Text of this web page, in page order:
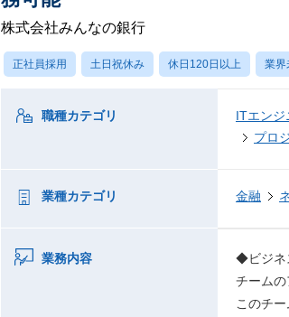
株式会社みんなの銀行
正社員採用 土日祝休み 休日120日以上 業界
職種カテゴリ ITエンジ
プロ
業種カテゴリ 金融
業務内容
◆ビジネ
チームの
このチ